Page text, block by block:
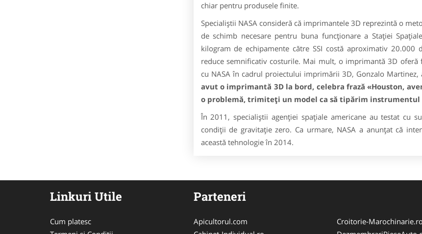
chiar pentru produsele finite.
Specialiştii NASA consideră că imprimantele 3D reprezintă o
de schimb necesare pentru buna funcţionare a Staţiei
kilogram de echipamente către SSI costă aproximativ
reduce semnificativ costurile. Mai mult, o imprimantă 3D
cu NASA în cadrul proiectului imprimării 3D, Gonzalo Martinez,
avut o imprimantă 3D la bord, celebra frază «Houston,
o problemă, trimiteţi un model ca să tipărim instrumentul
În 2011, specialiştii agenţiei spaţiale americane au testat cu
condiţii de gravitaţie zero. Ca urmare, NASA a anunţat că
această tehnologie în 2014.
Linkuri Utile
Cum platesc
Parteneri
Apicultorul.com
Croitorie-